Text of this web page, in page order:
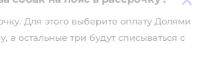
Для этого выберите оплату Долями
а остальные три будут списываться с